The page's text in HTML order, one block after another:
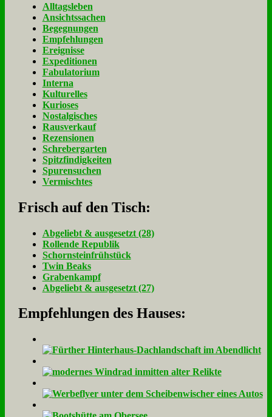
Alltagsleben
Ansichtssachen
Begegnungen
Empfehlungen
Ereignisse
Expeditionen
Fabulatorium
Interna
Kulturelles
Kurioses
Nostalgisches
Rausverkauf
Rezensionen
Schrebergarten
Spitzfindigkeiten
Spurensuchen
Vermischtes
Frisch auf den Tisch:
Ab­ge­liebt & aus­ge­setzt (28)
Rol­len­de Re­pu­blik
Schorn­stein­früh­stück
Twin Beaks
Gra­ben­kampf
Ab­ge­liebt & aus­ge­setzt (27)
Empfehlungen des Hauses: